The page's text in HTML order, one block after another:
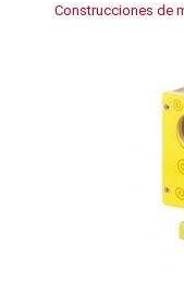
Construcciones de